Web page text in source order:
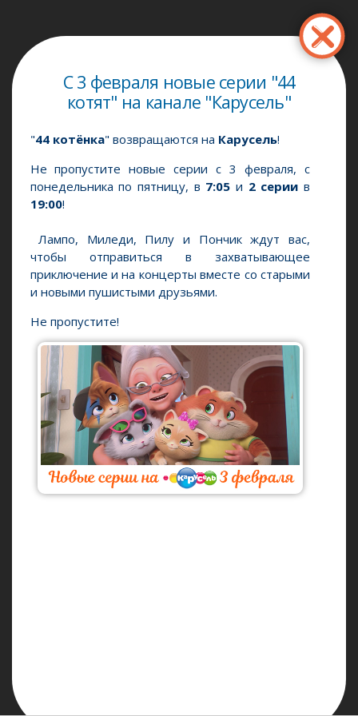
С 3 февраля новые серии "44
котят" на канале "Карусель"
"44 котёнка" возвращаются на Карусель!
Не пропустите новые серии с 3 февраля, с
понедельника по пятницу, в 7:05 и 2 серии в
19:00!
Лампо, Миледи, Пилу и Пончик ждут вас,
чтобы отправиться в захватывающее
приключение и на концерты вместе со старыми
и новыми пушистыми друзьями.
Не пропустите!